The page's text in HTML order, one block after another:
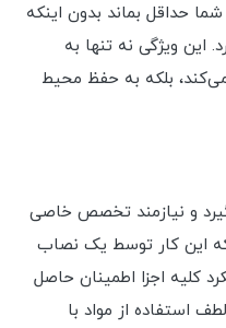
حداقل بماند بدون اینکه
این ویژگی نه تنها به
بلکه به حفظ محیط
و نیازمند تخصص خاصی
این کار توسط یک نصاب
کلیه اجزا اطمینان حاصل
استفاده از مواد با